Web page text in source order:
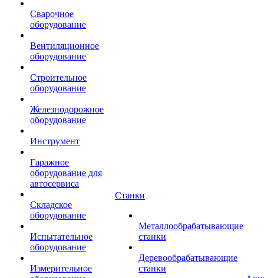
Сварочное
оборудование
Вентиляционное
оборудование
Строительное
оборудование
Железнодорожное
оборудование
Инструмент
Гаражное
оборудование для
автосервиса
Складское
оборудование
Испытательное
оборудование
Измерительное
Станки
Металлообрабатывающие
станки
Деревообрабатывающие
станки